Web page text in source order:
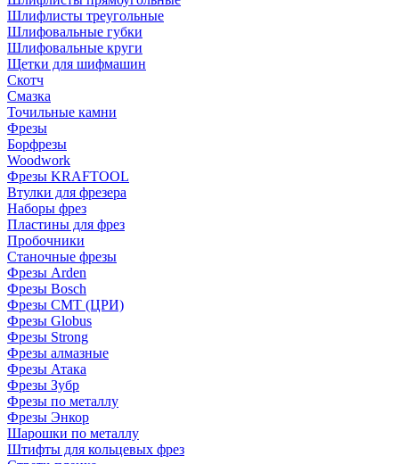
Шлифлисты треугольные
Шлифовальные губки
Шлифовальные круги
Щетки для шифмашин
Скотч
Смазка
Точильные камни
Фрезы
Борфрезы
Woodwork
Фрезы KRAFTOOL
Втулки для фрезера
Наборы фрез
Пластины для фрез
Пробочники
Станочные фрезы
Фрезы Arden
Фрезы Bosch
Фрезы CMT (ЦРИ)
Фрезы Globus
Фрезы Strong
Фрезы алмазные
Фрезы Атака
Фрезы Зубр
Фрезы по металлу
Фрезы Энкор
Шарошки по металлу
Штифты для кольцевых фрез